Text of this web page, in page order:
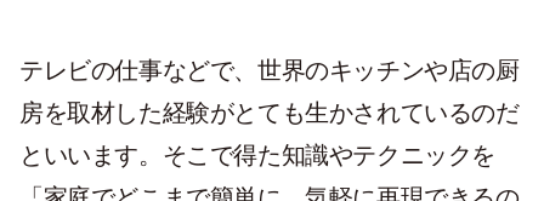
テレビの仕事などで、世界のキッチンや店の厨
房を取材した経験がとても生かされているのだ
といいます。そこで得た知識やテクニックを